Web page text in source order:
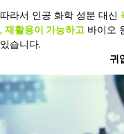
따라서 인공 화학 성분 대신
, 재활용이 가능하고 바이오
있습니다.
귀